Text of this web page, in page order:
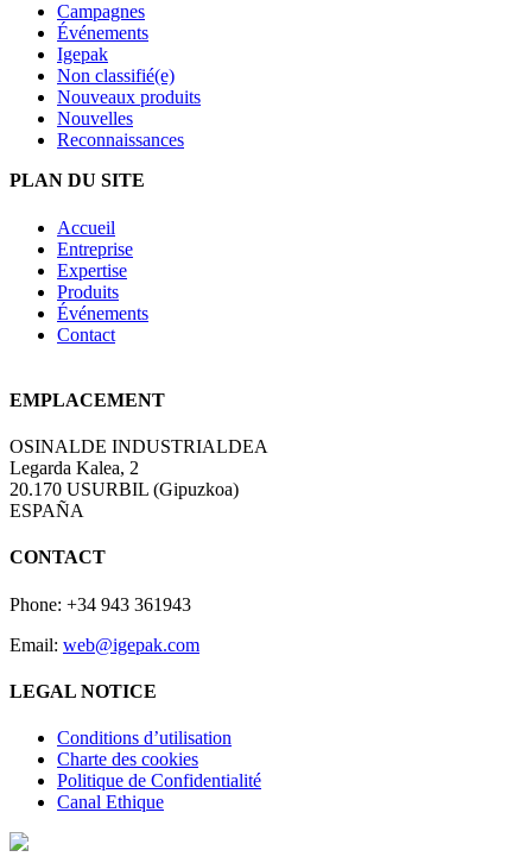
Campagnes
Événements
Igepak
Non classifié(e)
Nouveaux produits
Nouvelles
Reconnaissances
PLAN DU SITE
Accueil
Entreprise
Expertise
Produits
Événements
Contact
EMPLACEMENT
OSINALDE INDUSTRIALDEA
Legarda Kalea, 2
20.170 USURBIL (Gipuzkoa)
ESPAÑA
CONTACT
Phone: +34 943 361943
Email: web@igepak.com
LEGAL NOTICE
Conditions d’utilisation
Charte des cookies
Politique de Confidentialité
Canal Ethique